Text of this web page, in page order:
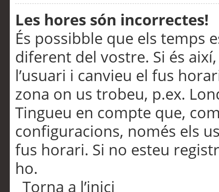
Les hores són incorrectes!
És possibble que els temps
diferent del vostre. Si és
l’usuari i canvieu el fus
zona on us trobeu, p.ex.
Tingueu en compte que,
configuracions, només els
fus horari. Si no esteu
ho.
Torna a l’inici